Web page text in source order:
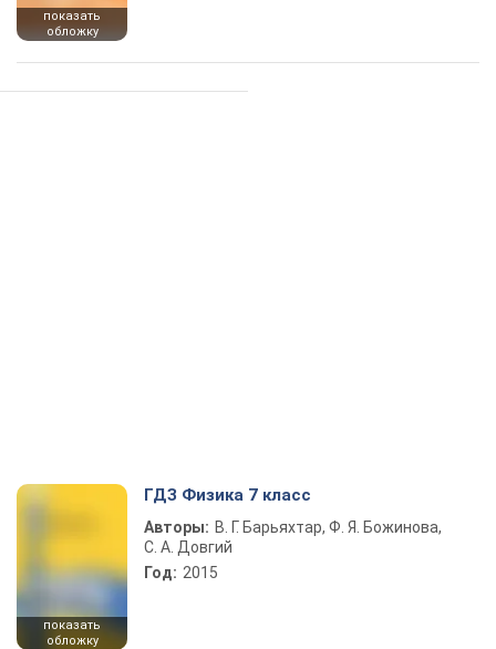
показать
обложку
показать
обложку
ГДЗ Физика 7 класс
Авторы: В. Г. Барьяхтар, Ф. Я. Божинова,
С. А. Довгий
Год: 2015